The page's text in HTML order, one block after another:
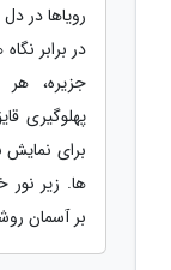
رویاها در
در برابر
جزیره،
پهلوگیری
برای نمایش
ها. زیر نور
بر آسمان